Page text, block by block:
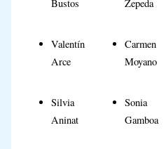
Bustos
Zepeda
Valentín
Arce
Carmen
Moyano
Silvia
Aninat
Sonia
Gamboa